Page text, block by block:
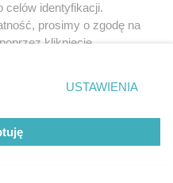
celów identyfikacji.
prosimy o zgodę na
kliknięcie
ustawień prywatności
rogu strony
wymagają zgody
się takiemu
miały zastosowanie tylko
USTAWIENIA